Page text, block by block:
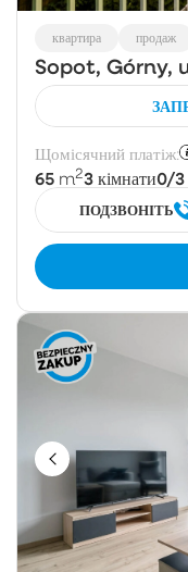
квартира продаж
Sopot, Górny,
Щомісячний платіж:
65 m23 кімнати0/3
ПОДЗВОНІТЬ